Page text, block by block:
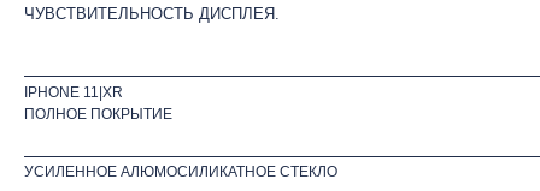
УСИЛЕННОЕ АЛЮМОСИЛИКАТНОЕ СТЕКЛО
ЧУВСТВИТЕЛЬНОСТЬ ДИСПЛЕЯ.
IPHONE 11|XR
ПОЛНОЕ ПОКРЫТИЕ